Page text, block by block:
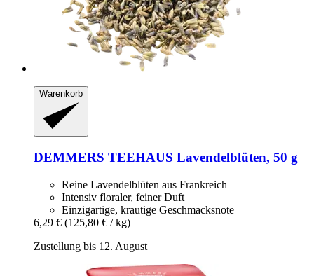
Warenkorb
DEMMERS TEEHAUS Lavendelblüten, 50 g
Reine Lavendelblüten aus Frankreich
Intensiv floraler, feiner Duft
Einzigartige, krautige Geschmacksnote
6,29 € (125,80 € / kg)
Zustellung bis 12. August